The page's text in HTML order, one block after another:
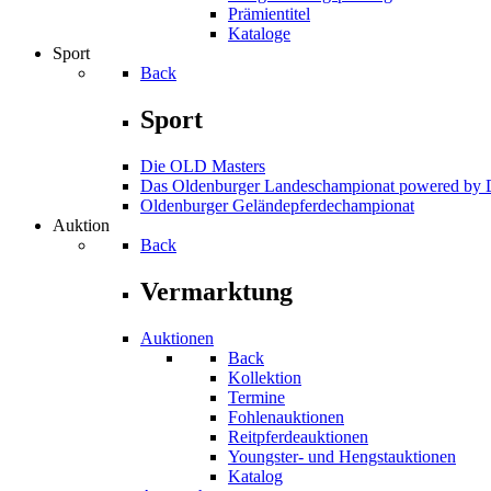
Prämientitel
Kataloge
Sport
Back
Sport
Die OLD Masters
Das Oldenburger Landeschampionat powered by
Oldenburger Geländepferde­championat
Auktion
Back
Vermarktung
Auktionen
Back
Kollektion
Termine
Fohlenauktionen
Reitpferdeauktionen
Youngster- und Hengstauktionen
Katalog